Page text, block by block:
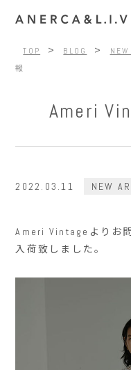
TOP > BLOG >
報
Ameri
2022.03.11 NEW
Ameri Vintageよりお
入荷致しました。